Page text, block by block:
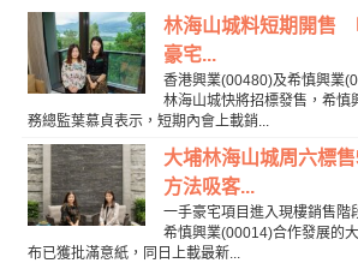
林海山城料短期開售
豪宅...
香港興業(00480)及希慎興業
林海山城快將招標發售，希慎
務總監葉慕貞表示，短期內會上載銷...
大埔林海山城周六標
方法吸客...
一手豪宅項目進入現樓銷售階
希慎興業(00014)合作發展的
布已獲批滿意紙，同日上載最新...